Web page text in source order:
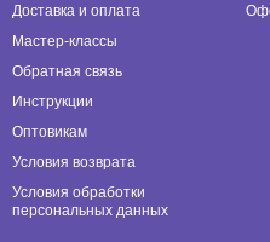
Доставка и оплата
Мастер-классы
Обратная связь
Инструкции
Оптовикам
Условия возврата
Условия обработки
персональных данных